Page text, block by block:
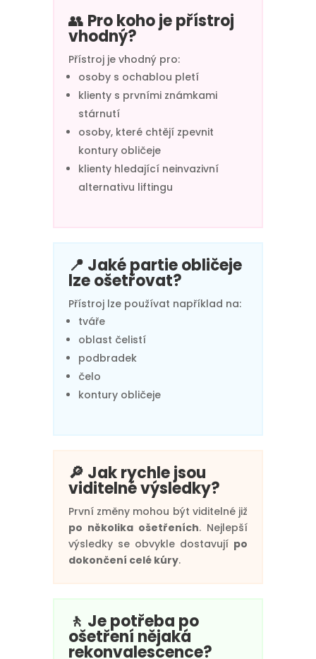
👥 Pro koho je přístroj
vhodný?
Přístroj je vhodný pro:
osoby s ochablou pletí
klienty s prvními známkami
stárnutí
osoby, které chtějí zpevnit
kontury obličeje
klienty hledající neinvazivní
alternativu liftingu
📍 Jaké partie obličeje
lze ošetřovat?
Přístroj lze používat například na:
tváře
oblast čelistí
podbradek
čelo
kontury obličeje
🔎 Jak rychle jsou
viditelné výsledky?
První změny mohou být viditelné již
po několika ošetřeních. Nejlepší
výsledky se obvykle dostavují po
dokončení celé kúry.
🚶 Je potřeba po
ošetření nějaká
rekonvalescence?